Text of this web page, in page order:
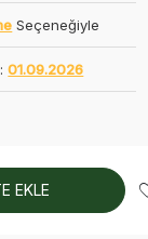
Seçeneğiyle
01.09.2026
EKLE